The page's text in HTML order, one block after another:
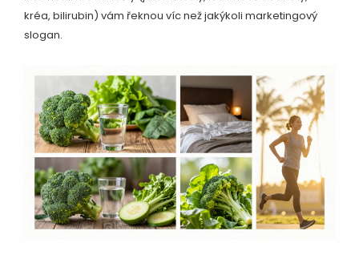
kréa, bilirubin) vám řeknou víc než jakýkoli marketingový
slogan.